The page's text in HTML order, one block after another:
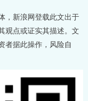
，新浪网登载此文出于
观点或证实其描述。文
者据此操作，风险自